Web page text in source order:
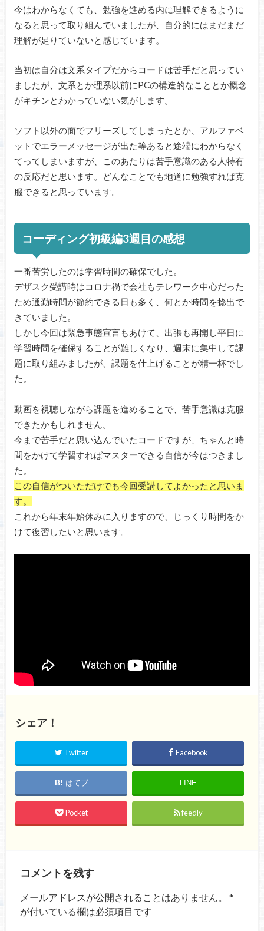
今はわからなくても、勉強を進める内に理解できるように
なると思って取り組んでいましたが、自分的にはまだまだ
理解が足りていないと感じています。
当初は自分は文系タイプだからコードは苦手だと思ってい
ましたが、文系とか理系以前にPCの構造的なこととか概念
がキチンとわかっていない気がします。
ソフト以外の面でフリーズしてしまったとか、アルファベ
ットでエラーメッセージが出た等あると途端にわからなく
てってしまいますが、このあたりは苦手意識のある人特有
の反応だと思います。どんなことでも地道に勉強すれば克
服できると思っています。
コーディング初級編3週目の感想
一番苦労したのは学習時間の確保でした。
デザスク受講時はコロナ禍で会社もテレワーク中心だった
ため通勤時間が節約できる日も多く、何とか時間を捻出で
きていました。
しかし今回は緊急事態宣言もあけて、出張も再開し平日に
学習時間を確保することが難しくなり、週末に集中して課
題に取り組みましたが、課題を仕上げることが精一杯でし
た。
動画を視聴しながら課題を進めることで、苦手意識は克服
できたかもしれません。
今まで苦手だと思い込んでいたコードですが、ちゃんと時
間をかけて学習すればマスターできる自信が今はつきまし
た。
この自信がついただけでも今回受講してよかったと思いま
す。
これから年末年始休みに入りますので、じっくり時間をか
けて復習したいと思います。
シェア！
Twitter Facebook
はてブ LINE
Pocket feedly
コメントを残す
メールアドレスが公開されることはありません。
*
が付いている欄は必須項目です